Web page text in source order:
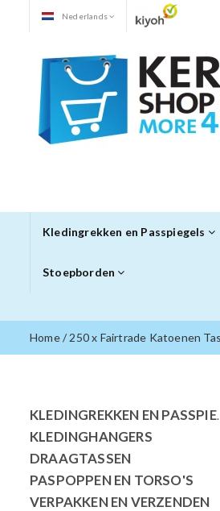
Nederlands
Kledingrekken en Passpiegels
Stoepborden
Home/250 x Fairtrade Katoenen
KLEDINGHANGERS
DRAAGTASSEN
PASPOPPEN EN TORSO'S
VERPAKKEN EN VERZENDEN